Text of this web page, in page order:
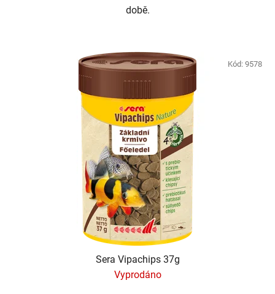
době.
Sera Vipachips 37g
Vyprodáno
Kód: 9578